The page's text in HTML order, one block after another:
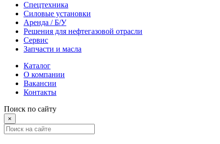
Спецтехника
Силовые установки
Аренда / Б/У
Решения для нефтегазовой отрасли
Сервис
Запчасти и масла
Каталог
О компании
Вакансии
Контакты
Поиск по сайту
×